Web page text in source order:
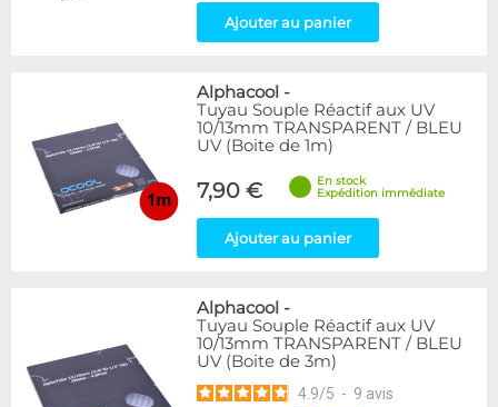
Ajouter au panier
Alphacool -
Tuyau Souple Réactif aux UV
10/13mm TRANSPARENT / BLEU
UV (Boite de 1m)
7,90 €
En stock
Expédition immédiate
Ajouter au panier
Alphacool -
Tuyau Souple Réactif aux UV
10/13mm TRANSPARENT / BLEU
UV (Boite de 3m)
4.9/5 - 9 avis